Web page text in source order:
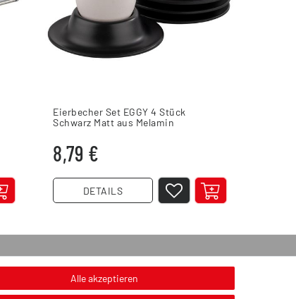
Eierbecher Set EGGY 4 Stück
Schwarz Matt aus Melamin
8,79 €
DETAILS
Alle akzeptieren